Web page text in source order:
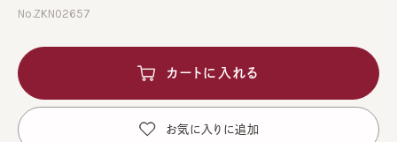
No.ZKN02657
カートに入れる
お気に入りに追加